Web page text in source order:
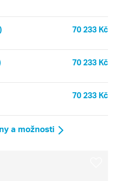
70 233 Kč
70 233 Kč
70 233 Kč
a možnosti